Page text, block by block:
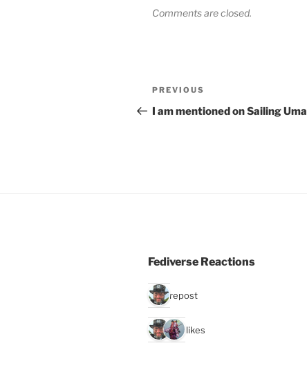
Comments are closed.
Post
navigation
Previous
Post
PREVIOUS
I am mentioned on Sailing Uma
Fediverse Reactions
1 repost
2 likes